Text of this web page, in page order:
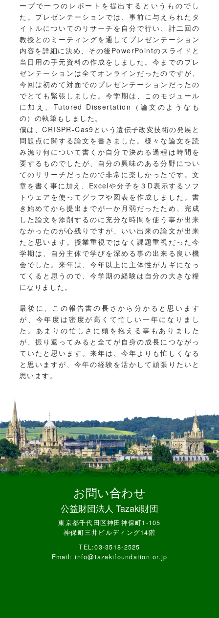
ープで一つのレポートを提出するというものでし
た。プレゼンテーションでは、事前に与えられたタ
イトルについてのリサーチを自分で行い、計二回の
教授とのミーティングを通してプレゼンテーション
内容を詳細に決め、その後PowerPointのスライドと
当日用の手元資料の作成をしました。今までのプレ
ゼンテーションは全てオンラインだったのですが、
今回は初めて対面でのプレゼンテーションだったの
でとても緊張しました。今学期は、このモジュール
に加え、Tutored Dissertation（論文のようなも
の）の執筆もしました。
僕は、CRISPR-Cas9という遺伝子改変技術の発展と
問題点に関する論文を書きました。様々な論文を読
み漁り何について書くか自分で決める過程は時間を
要するものでしたが、自分の興味のある分野につい
てのリサーチだったので非常に楽しかったです。文
章を書く事に加え、Excelや分子を３D表示するソフ
トウェアを使ってグラフや図表を作成しました。書
き始めてから提出までが一か月弱だったため、完成
した論文を添削するのに充分な時間を使う事が出来
なかったのが心残りですが、いい出来の論文が出来
たと思います。授業重視ではなく課題重視だった今
学期は、自分主体で学びを深める事の出来る良い機
会でした。来年は、今年以上に主体性がカギになっ
てくると思うので、今学期の経験は自分の大きな糧
になりました。
最後に、この報告書の長さから分かると思います
が、今年度は密度が高くて忙しい一年になりまし
た。あまりの忙しさに頭を抱える事もありました
が、振り返ってみると全てが自身の成長につながっ
ていたと思います。来年は、今年よりも忙しくなる
と思いますが、今年の経験を活かして頑張りたいと
思います。
お問い合わせ
公益財団法人 Tazaki財団
東京都千代田区神田神保町1-105
神保町三井ビルディング14階
TEL:03-3518-2525
Email: info@tazakifoundation.or.jp